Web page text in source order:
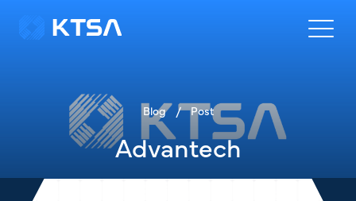
Blog / Post
Advantech